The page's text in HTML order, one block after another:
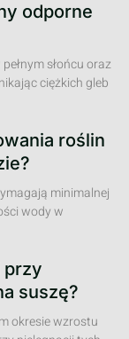
odporne
słońcu oraz
ciężkich gleb
roślin
minimalnej
wody w
przy
suszę?
okresie wzrostu